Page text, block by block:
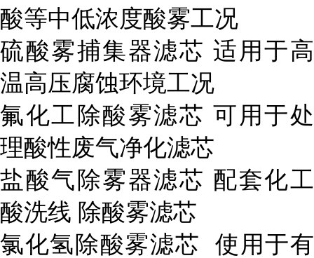
酸等中低浓度酸雾工况
硫酸雾捕集器滤芯 适用于高
温高压腐蚀环境工况
氟化工除酸雾滤芯 可用于处
理酸性废气净化滤芯
盐酸气除雾器滤芯 配套化工
酸洗线 除酸雾滤芯
氯化氢除酸雾滤芯 使用于有